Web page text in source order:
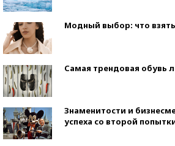
Модный выбор: что взять
Самая трендовая обувь
Знаменитости и
успеха со второй